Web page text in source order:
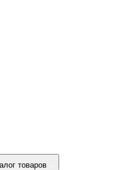
товаров